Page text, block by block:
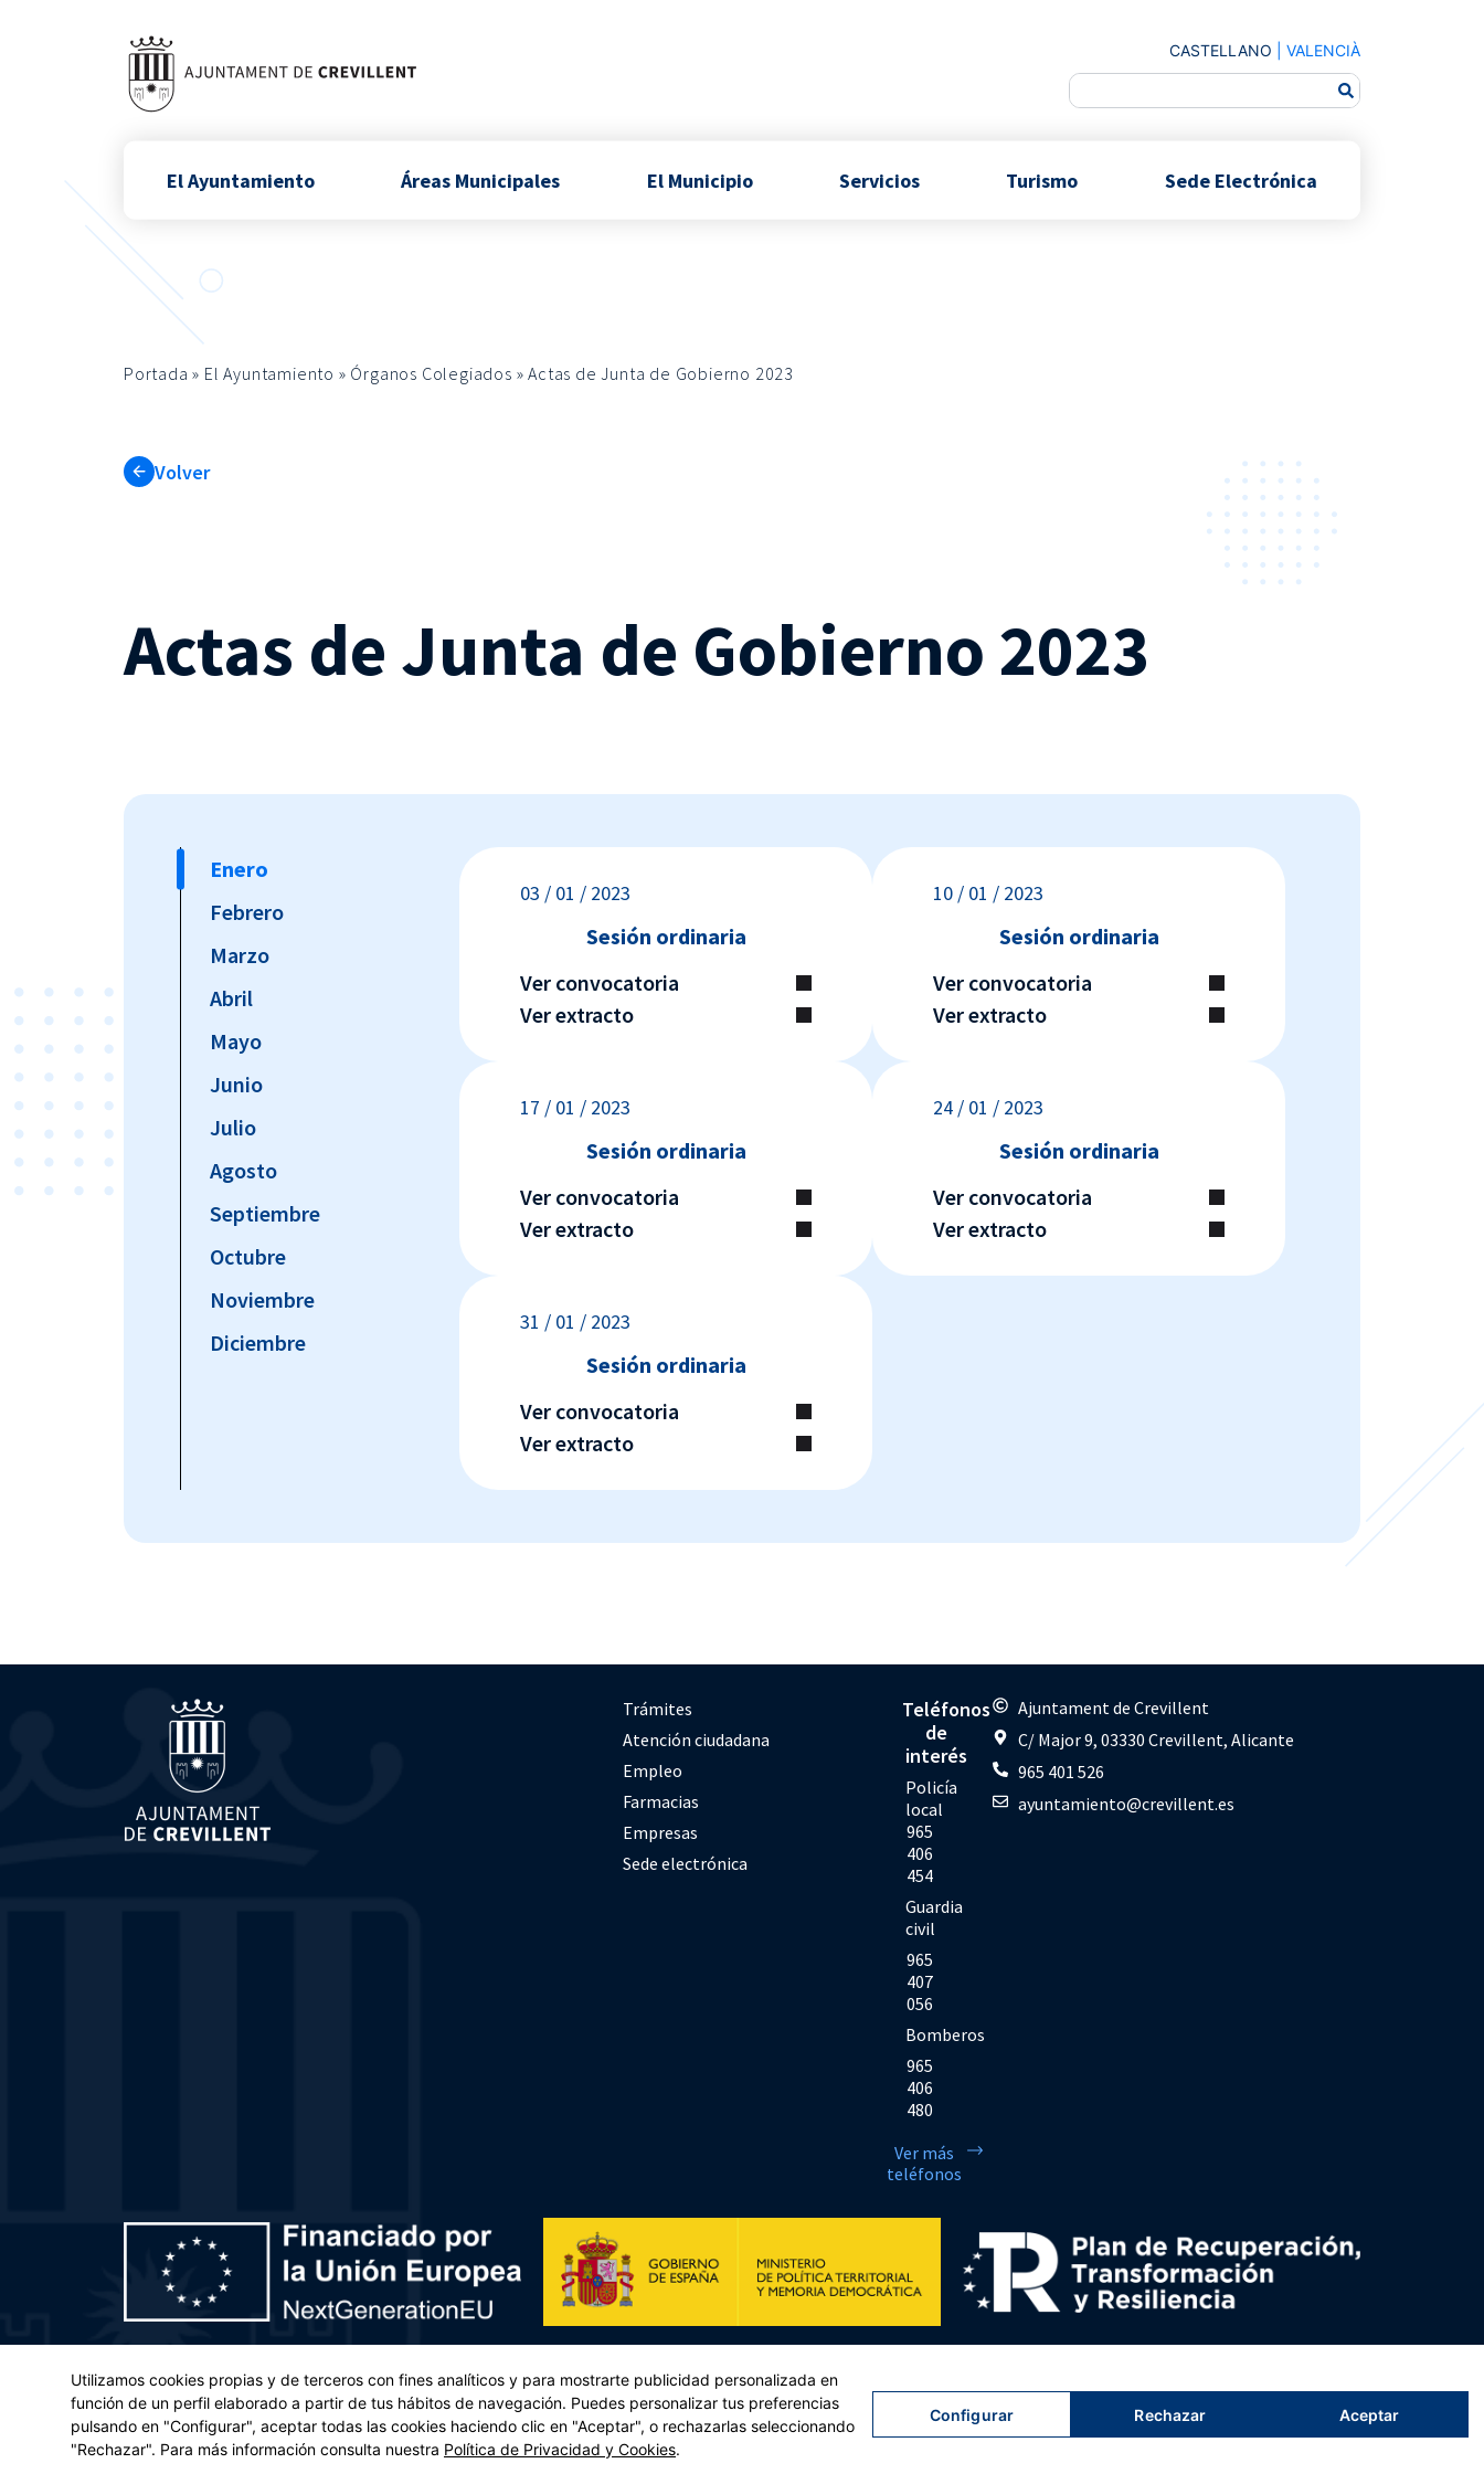
CASTELLANO VALENCIÀ
El Ayuntamiento Áreas Municipales El Municipio Servicios Turismo Sede Electrónica
Portada » El Ayuntamiento » Órganos Colegiados »Actas de Junta de Gobierno 2023
Volver
Actas de Junta de Gobierno 2023
Enero
Febrero
Marzo
Abril
Mayo
Junio
Julio
Agosto
Septiembre
Octubre
Noviembre
Diciembre
03 / 01 / 2023
Sesión ordinaria
Ver convocatoria
Ver extracto
10 / 01 / 2023
Sesión ordinaria
Ver convocatoria
Ver extracto
17 / 01 / 2023
Sesión ordinaria
Ver convocatoria
Ver extracto
24 / 01 / 2023
Sesión ordinaria
Ver convocatoria
Ver extracto
31 / 01 / 2023
Sesión ordinaria
Ver convocatoria
Ver extracto
Trámites
Atención ciudadana
Empleo
Farmacias
Empresas
Sede electrónica
Teléfonos
de
interés
Policía
local
965
406
454
Guardia
civil
965
407
056
Bomberos
965
406
480
Ver más
teléfonos
Ajuntament de Crevillent
C/ Major 9, 03330 Crevillent, Alicante
965 401 526
ayuntamiento@crevillent.es
(UE) 2021/241 del Parlamento Europeo y del Consejo, de 12 de febrero de 2021. Componente 11, Inversión 2 del PRTR gestionado por el Ministerio de Política territorial.
Aviso legal | Política de privacidad | Política de cookies | Desarrollado porTrestristestigres
Utilizamos cookies propias y de terceros con fines analíticos y para mostrarte publicidad personalizada en
función de un perfil elaborado a partir de tus hábitos de navegación. Puedes personalizar tus preferencias
pulsando en "Configurar", aceptar todas las cookies haciendo clic en "Aceptar", o rechazarlas seleccionando
"Rechazar". Para más información consulta nuestra Política de Privacidad y Cookies.
Configurar Rechazar Aceptar